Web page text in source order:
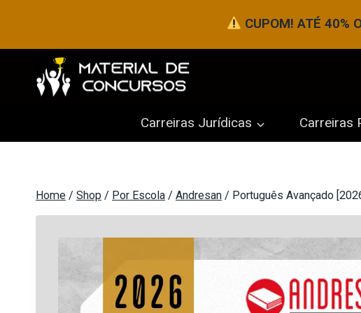
o
Conteúdo
CUPOM! ATÉ 40%
Carreiras Jurídicas Carreiras
Home / Shop / Por Escola / Andresan / Português Avançado